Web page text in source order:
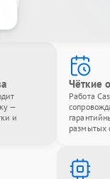
—
и
Чёткие
Работа
размытых